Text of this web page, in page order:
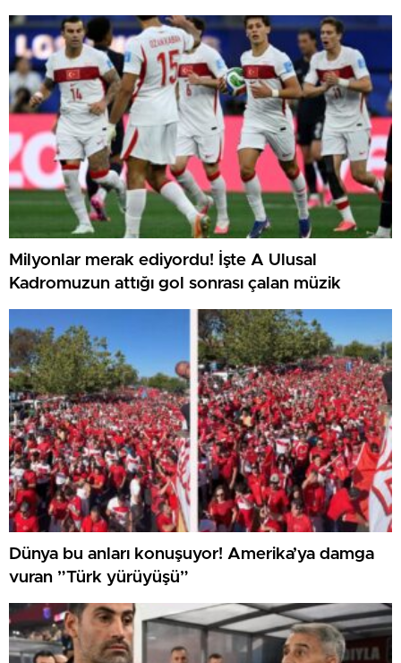
Milyonlar merak ediyordu! İşte A Ulusal
Kadromuzun attığı gol sonrası çalan müzik
Dünya bu anları konuşuyor! Amerika’ya damga
vuran ”Türk yürüyüşü”